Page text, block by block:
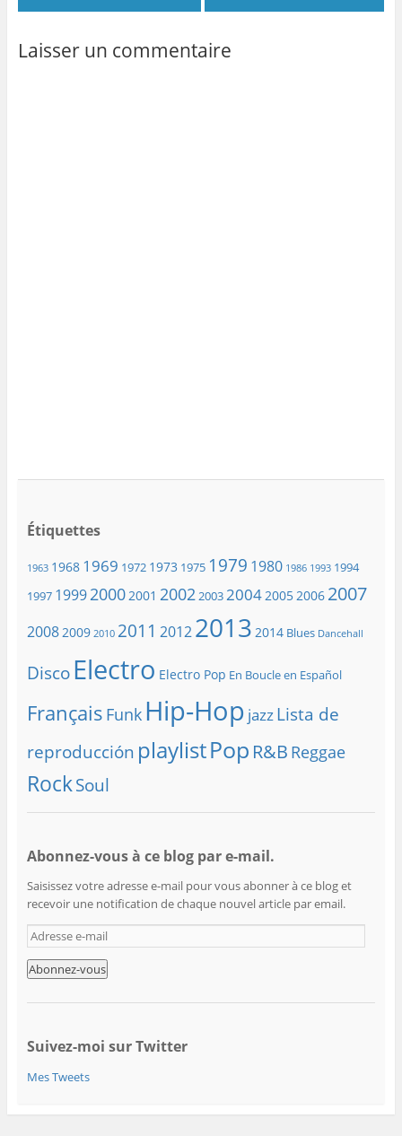
Laisser un commentaire
Étiquettes
1963 1968 1969 1972 1973 1975 1979 1980 1986 1993 1994
1997 19992000 2001 200220032004 2005 2006 2007
2008 2009 2010 2011 20122013 2014 Blues Dancehall
Disco Electro Electro Pop En Boucle en Español
Français Funk Hip-Hop jazzLista de
reproducción playlistPop R&B Reggae
RockSoul
Abonnez-vous à ce blog par e-mail.
Saisissez votre adresse e-mail pour vous abonner à ce blog et
recevoir une notification de chaque nouvel article par email.
A
d
r
s
e
-
a
Suivez-moi sur Twitter
Mes Tweets